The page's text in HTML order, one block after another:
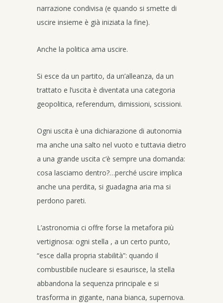
narrazione condivisa (e quando si smette di
uscire insieme è già iniziata la fine).
Anche la politica ama uscire.
Si esce da un partito, da un’alleanza, da un
trattato e l’uscita è diventata una categoria
geopolitica, referendum, dimissioni, scissioni.
Ogni uscita è una dichiarazione di autonomia
ma anche una salto nel vuoto e tuttavia dietro
a una grande uscita c’è sempre una domanda:
cosa lasciamo dentro?…perché uscire implica
anche una perdita, si guadagna aria ma si
perdono pareti.
L’astronomia ci offre forse la metafora più
vertiginosa: ogni stella , a un certo punto,
“esce dalla propria stabilità”: quando il
combustibile nucleare si esaurisce, la stella
abbandona la sequenza principale e si
trasforma in gigante, nana bianca, supernova.